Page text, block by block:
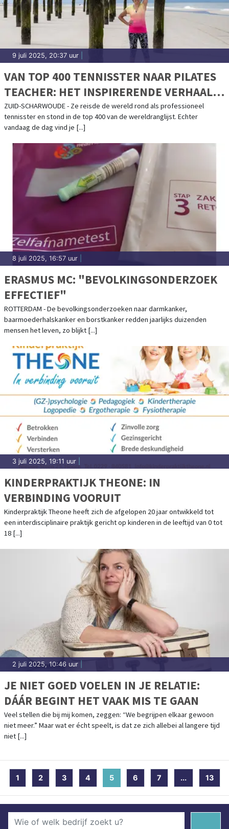
9 juli 2025, 20:37 uur
VAN TOP 400 TENNISSTER NAAR PILATES
TEACHER: HET INSPIRERENDE VERHAAL
ACHTER PILATES BY DENISA
ZUID-SCHARWOUDE - Ze reisde de wereld rond als professioneel
tennisster en stond in de top 400 van de wereldranglijst. Echter
vandaag de dag vind je [...]
8 juli 2025, 16:57 uur
ERASMUS MC: "BEVOLKINGSONDERZOEK
EFFECTIEF"
ROTTERDAM - De bevolkingsonderzoeken naar darmkanker,
baarmoederhalskanker en borstkanker redden jaarlijks duizenden
mensen het leven, zo blijkt [...]
3 juli 2025, 19:11 uur
KINDERPRAKTIJK THEONE: IN
VERBINDING VOORUIT
Kinderpraktijk Theone heeft zich de afgelopen 20 jaar ontwikkeld tot
een interdisciplinaire praktijk gericht op kinderen in de leeftijd van 0 tot
18 [...]
2 juli 2025, 10:46 uur
JE NIET GOED VOELEN IN JE RELATIE:
DÁÁR BEGINT HET VAAK MIS TE GAAN
Veel stellen die bij mij komen, zeggen: “We begrijpen elkaar gewoon
niet meer.” Maar wat er écht speelt, is dat ze zich allebei al langere tijd
niet [...]
1 2 3 4 5(current)
6 7 ... 13